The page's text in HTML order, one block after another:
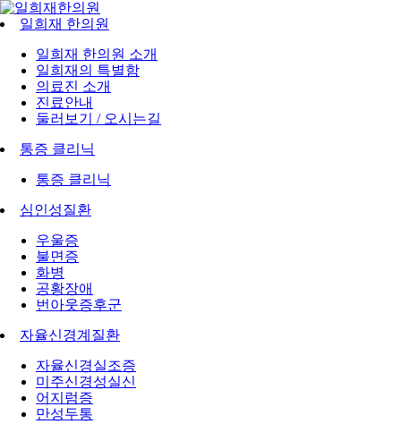
일희재 한의원
일희재 한의원 소개
일희재의 특별함
의료진 소개
진료안내
둘러보기 / 오시는길
통증 클리닉
통증 클리닉
심인성질환
우울증
불면증
화병
공황장애
번아웃증후군
자율신경계질환
자율신경실조증
미주신경성실신
어지럼증
만성두통